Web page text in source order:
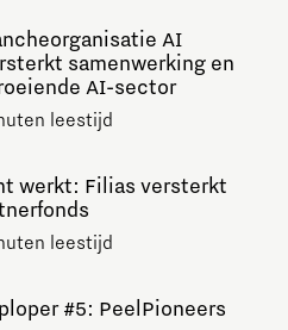
AI
samenwerking en
AI-sector
leestijd
werkt: Filias versterkt
leestijd
#5: PeelPioneers